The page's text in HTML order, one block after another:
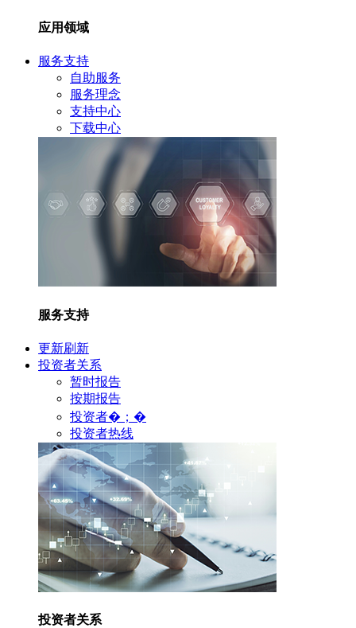
应用领域
服务支持
自助服务
服务理念
支持中心
下载中心
服务支持
更新刷新
投资者关系
暂时报告
按期报告
投资者�；�
投资者热线
投资者关系